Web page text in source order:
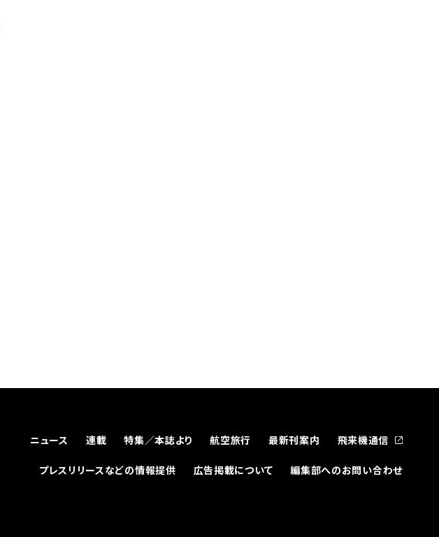
ニュース 連載 特集／本誌より 航空旅行 最新刊案内 飛来機通信
プレスリリースなどの情報提供 広告掲載について 編集部へのお問い合わせ